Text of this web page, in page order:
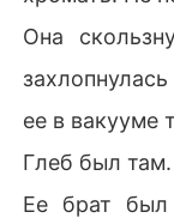
Она
ее в вакууме
Глеб был там.
Ее брат